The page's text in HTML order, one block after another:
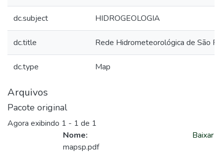
dc.subject HIDROGEOLOGIA
dc.title Rede Hidrometeorológica de São
dc.type Map
Arquivos
Pacote original
Agora exibindo 1 - 1 de 1
Nome:
mapsp.pdf
Baixar